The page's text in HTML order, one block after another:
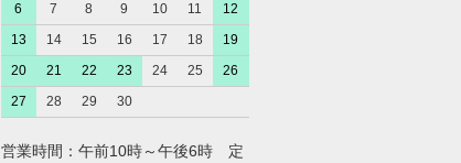
6
7 8 9 10 11
12
13
14 15 16 17 18
19
20
21 22 23 24 25
26
27
28 29 30
営業時間：午前10時～午後6時 定